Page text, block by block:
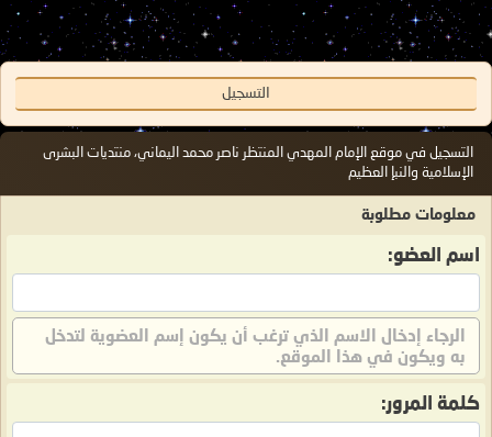
التسجيل
التسجيل في موقع الإمام المهدي المنتظر ناصر محمد اليماني، منتديات البشرى
الإسلامية والنبإ العظيم
معلومات مطلوبة
اسم العضو:
الرجاء إدخال الاسم الذي ترغب أن يكون إسم العضوية لتدخل
به ويكون في هذا الموقع.
كلمة المرور: